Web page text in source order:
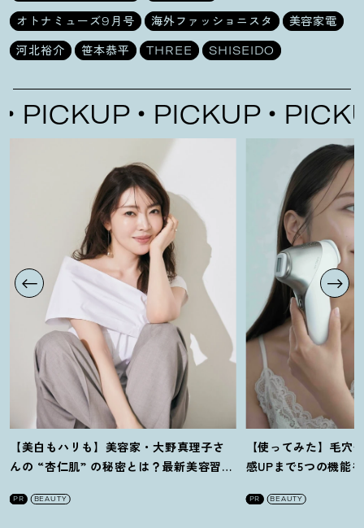
オトナミューズ9月号
海外ファッショニスタ
美容家電
河北裕介
笹本恭平 THREE SHISEIDO
PICKUP PICKUP
【美白もハリも】美容家・大野真理子さ
んの “杏仁肌” の秘密とは ？ 最新美容習慣
PR BEAUTY
【使ってみた】毛穴
感UPまで5つの機能
PR BEAUTY